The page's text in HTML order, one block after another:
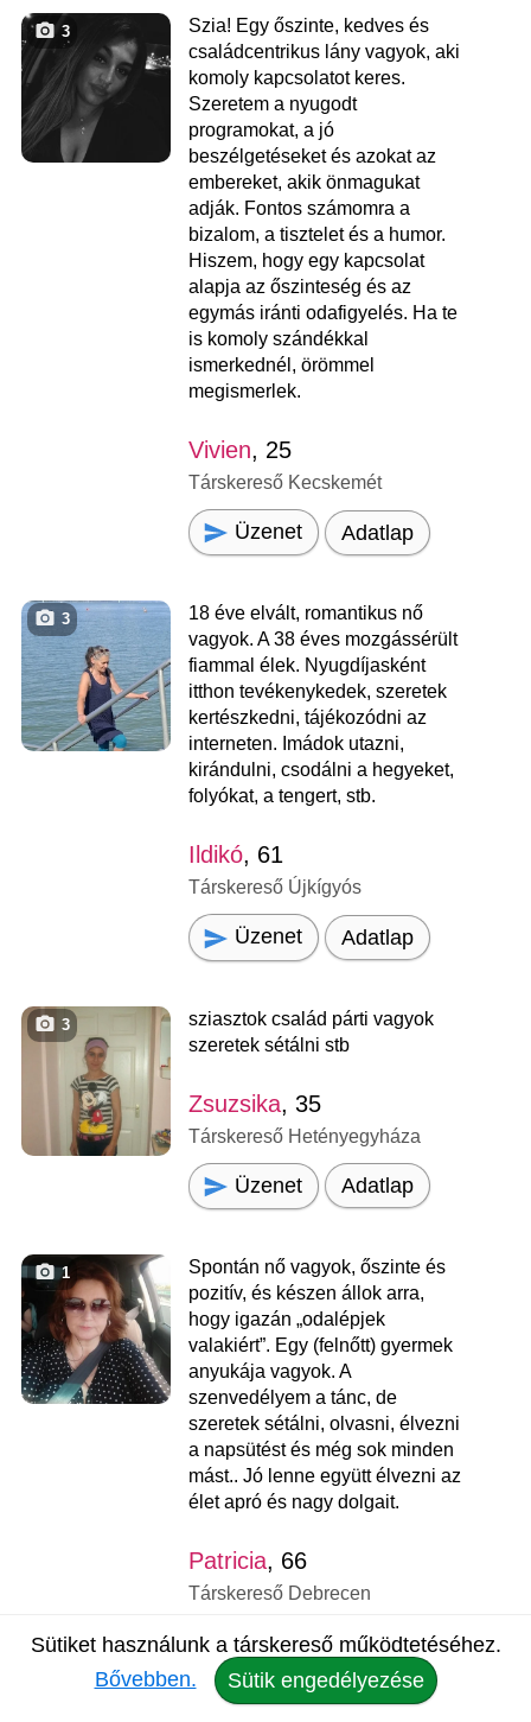
3
Szia! Egy őszinte, kedves és
családcentrikus lány vagyok, aki
komoly kapcsolatot keres.
Szeretem a nyugodt
programokat, a jó
beszélgetéseket és azokat az
embereket, akik önmagukat
adják. Fontos számomra a
bizalom, a tisztelet és a humor.
Hiszem, hogy egy kapcsolat
alapja az őszinteség és az
egymás iránti odafigyelés. Ha te
is komoly szándékkal
ismerkednél, örömmel
megismerlek.
Vivien, 25
Társkereső Kecskemét
Üzenet Adatlap
3
18 éve elvált, romantikus nő
vagyok. A 38 éves mozgássérült
fiammal élek. Nyugdíjasként
itthon tevékenykedek, szeretek
kertészkedni, tájékozódni az
interneten. Imádok utazni,
kirándulni, csodálni a hegyeket,
folyókat, a tengert, stb.
Ildikó, 61
Társkereső Újkígyós
Üzenet Adatlap
3
sziasztok család párti vagyok
szeretek sétálni stb
Zsuzsika, 35
Társkereső Hetényegyháza
Üzenet Adatlap
1
Spontán nő vagyok, őszinte és
pozitív, és készen állok arra,
hogy igazán „odalépjek
valakiért”. Egy (felnőtt) gyermek
anyukája vagyok. A
szenvedélyem a tánc, de
szeretek sétálni, olvasni, élvezni
a napsütést és még sok minden
mást.. Jó lenne együtt élvezni az
élet apró és nagy dolgait.
Patricia, 66
Társkereső Debrecen
Üzenet Adatlap
Sütiket használunk a társkereső működtetéséhez.
Bővebben.
Sütik engedélyezése